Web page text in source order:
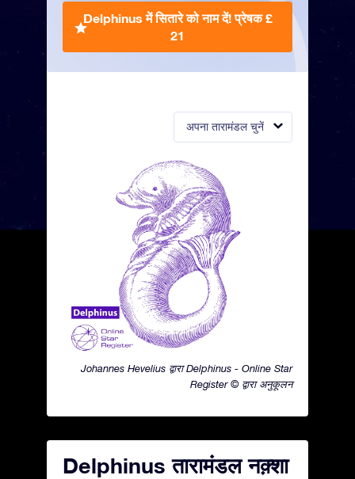
अपना तारामंडल चुनें
Johannes Hevelius द्वारा Delphinus - Online Star
Register © द्वारा अनुकूलन
Delphinus में सितारे को नाम दें!प्रेषक £
21
Delphinus तारामंडल नक़्शा